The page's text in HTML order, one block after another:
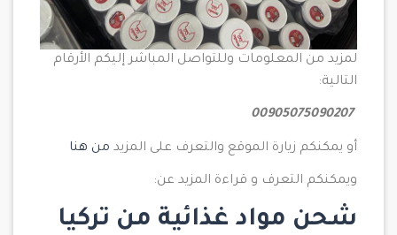
لمزيد من المعلومات وللتواصل المباشر إليكم الأرقام
التالية:
00905075090207
أو يمكنكم زيارة الموقع والتعرف على المزيد من هنا
ويمكنكم التعرف و قراءة المزيد عن:
شحن مواد غذائية من تركيا